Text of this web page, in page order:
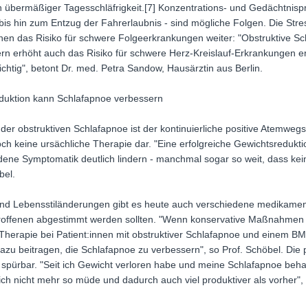
übermäßiger Tagesschläfrigkeit.[7] Konzentrations- und
hin zum Entzug der Fahrerlaubnis - sind mögliche Folgen. Die
das Risiko für schwere Folgeerkrankungen weiter: "Obstruktive
erhöht auch das Risiko für schwere Herz-Kreislauf-Erkrankungen
betont Dr. med. Petra Sandow, Hausärztin aus Berlin.
kann Schlafapnoe verbessern
obstruktiven Schlafapnoe ist der kontinuierliche positive
keine ursächliche Therapie dar. "Eine erfolgreiche
Symptomatik deutlich lindern - manchmal sogar so weit, dass
Lebensstiländerungen gibt es heute auch verschiedene
abgestimmt werden sollten. "Wenn konservative
bei Patient:innen mit obstruktiver Schlafapnoe und einem
beitragen, die Schlafapnoe zu verbessern", so Prof. Schöbel.
"Seit ich Gewicht verloren habe und meine Schlafapnoe
nicht mehr so müde und dadurch auch viel produktiver als